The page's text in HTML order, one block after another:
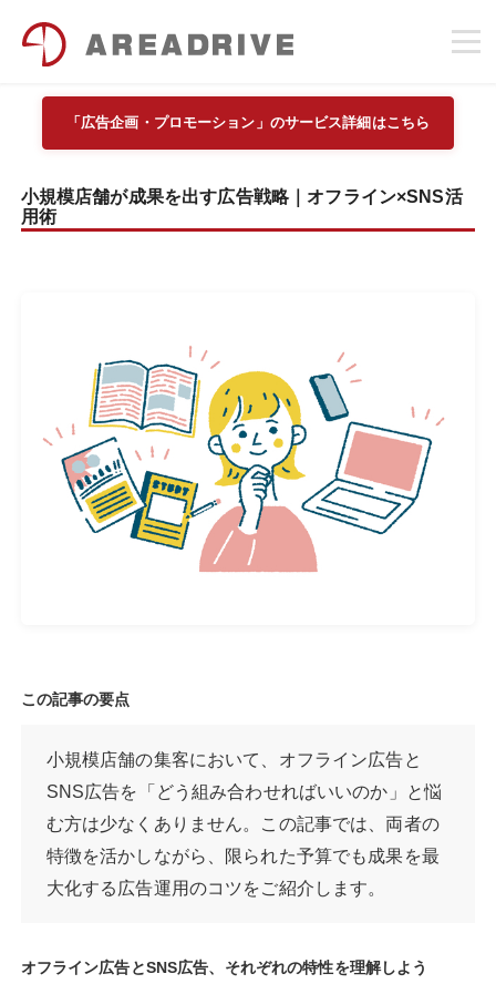
「広告企画・プロモーション」のサービス詳細はこちら
小規模店舗が成果を出す広告戦略｜オフライン×SNS活
用術
この記事の要点
小規模店舗の集客において、オフライン広告と
SNS広告を「どう組み合わせればいいのか」と悩
む方は少なくありません。この記事では、両者の
特徴を活かしながら、限られた予算でも成果を最
大化する広告運用のコツをご紹介します。
オフライン広告とSNS広告、それぞれの特性を理解しよう